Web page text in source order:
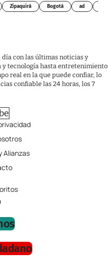
Zipaquirá Bogotá ad
día con las últimas noticias y
y tecnología hasta entretenimiento
real en la que puede confiar, lo
confiable las 24 horas, los 7
Alianzas